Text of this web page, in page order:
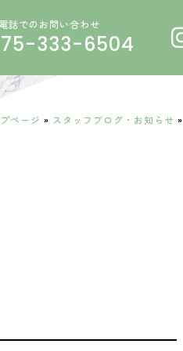
話でのお問い合わせ
333-6504
ページ » スタッフブログ・お知らせ »